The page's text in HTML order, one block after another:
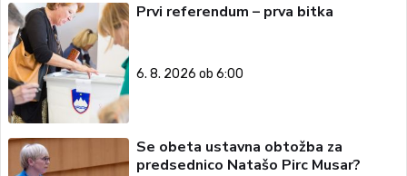
Prvi referendum – prva bitka
6. 8. 2026 ob 6:00
Se obeta ustavna obtožba za
predsednico Natašo Pirc Musar?